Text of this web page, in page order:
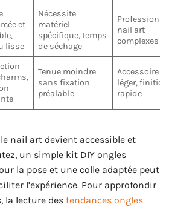
et
lisse
Nécessite
matériel
spécifique, temps
de séchage
nail art
complexes
Tenue moindre
sans fixation
préalable
Accessoire
léger, finition
rapide
nail art devient accessible et
un simple kit DIY ongles
la pose et une colle adaptée peut
l’expérience. Pour approfondir
la lecture des tendances ongles